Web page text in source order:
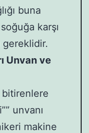
buna
karşı
gereklidir.
Unvan ve
bitirenlere
unvanı
makine